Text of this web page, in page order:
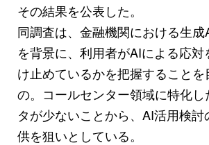
その結果を公表した。
同調査は、金融機関における生成
を背景に、利用者がAIによる応
け止めているかを把握することを
の。コールセンター領域に特化
タが少ないことから、AI活用検
供を狙いとしている。